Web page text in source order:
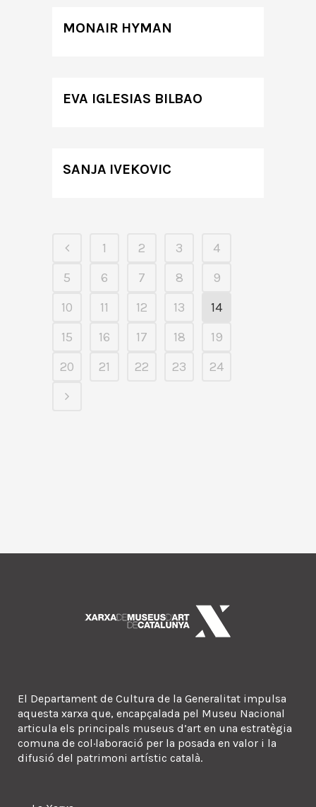
MONAIR HYMAN
EVA IGLESIAS BILBAO
SANJA IVEKOVIC
1 2 3
4
5
6 7 8
9
10
11 12 13
14
15
16 17 18
19
20
21 22 23 24
El Departament de Cultura de la Generalitat impulsa
aquesta xarxa que, encapçalada pel Museu Nacional
articula els principals museus d’art en una estratègia
comuna de col·laboració per la posada en valor i la
difusió del patrimoni artístic català.